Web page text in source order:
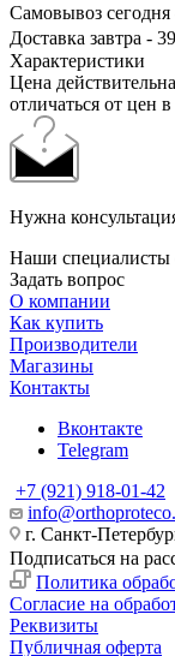
Самовывоз сегодня
Доставка завтра -
Характеристики
Цена
отличаться от цен
Нужна
Наши специалисты
Задать вопрос
О компании
Как купить
Производители
Магазины
Контакты
Вконтакте
Telegram
+7 (921) 918-01-42
г. Санкт-
Подписаться на
Политика
Согласие на
Реквизиты
Публичная оферта